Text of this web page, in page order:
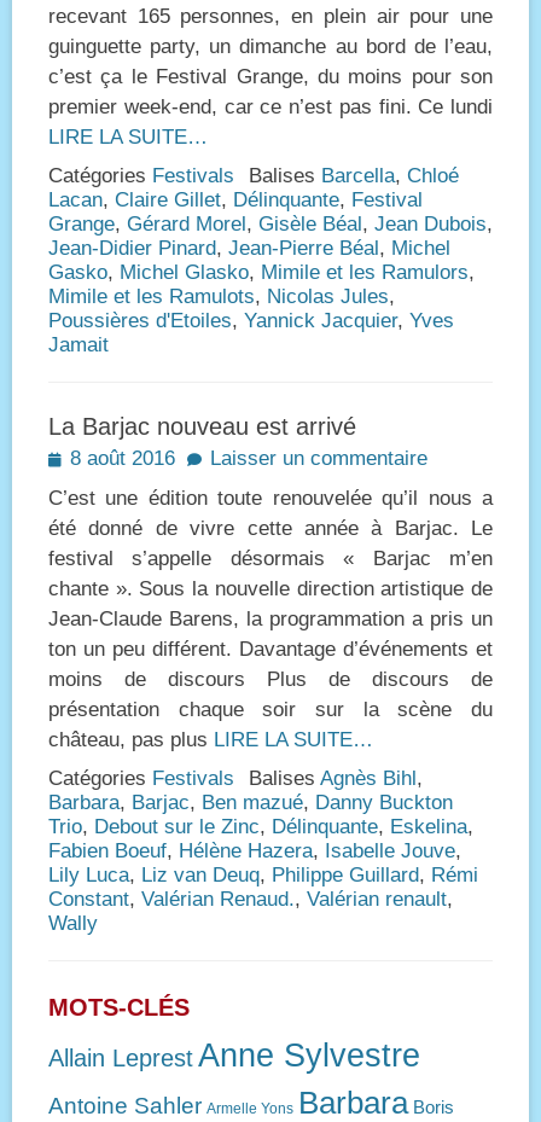
recevant 165 personnes, en plein air pour une
guinguette party, un dimanche au bord de l’eau,
c’est ça le Festival Grange, du moins pour son
premier week-end, car ce n’est pas fini. Ce lundi
LIRE LA SUITE…
Catégories Festivals Balises Barcella, Chloé
Lacan, Claire Gillet, Délinquante, Festival
Grange, Gérard Morel, Gisèle Béal, Jean Dubois,
Jean-Didier Pinard, Jean-Pierre Béal, Michel
Gasko, Michel Glasko, Mimile et les Ramulors,
Mimile et les Ramulots, Nicolas Jules,
Poussières d'Etoiles, Yannick Jacquier, Yves
Jamait
La Barjac nouveau est arrivé
Posted
8 août 2016
Laisser un commentaire
C’est une édition toute renouvelée qu’il nous a
été donné de vivre cette année à Barjac. Le
festival s’appelle désormais « Barjac m’en
chante ». Sous la nouvelle direction artistique de
Jean-Claude Barens, la programmation a pris un
ton un peu différent. Davantage d’événements et
moins de discours Plus de discours de
présentation chaque soir sur la scène du
château, pas plus LIRE LA SUITE…
Catégories Festivals Balises Agnès Bihl,
Barbara, Barjac, Ben mazué, Danny Buckton
Trio, Debout sur le Zinc, Délinquante, Eskelina,
Fabien Boeuf, Hélène Hazera, Isabelle Jouve,
Lily Luca, Liz van Deuq, Philippe Guillard, Rémi
Constant, Valérian Renaud., Valérian renault,
Wally
MOTS-CLÉS
Allain LeprestAnne Sylvestre
Antoine Sahler Armelle Yons Barbara Boris